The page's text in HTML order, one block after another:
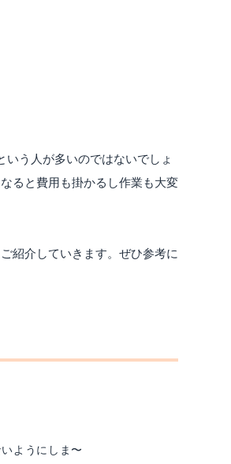
う人が多いのではないでしょ
ると費用も掛かるし作業も大変
紹介していきます。ぜひ参考に
ようにしま〜